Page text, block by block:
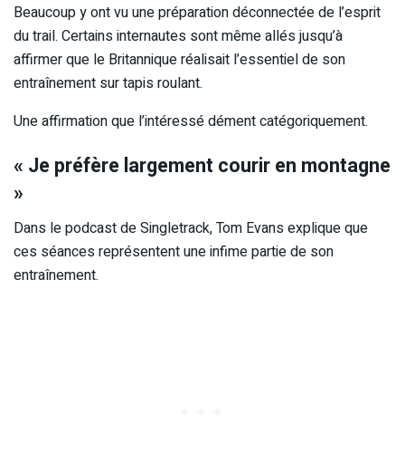
Beaucoup y ont vu une préparation déconnectée de l’esprit
du trail. Certains internautes sont même allés jusqu’à
affirmer que le Britannique réalisait l’essentiel de son
entraînement sur tapis roulant.
Une affirmation que l’intéressé dément catégoriquement.
« Je préfère largement courir en montagne
»
Dans le podcast de Singletrack, Tom Evans explique que
ces séances représentent une infime partie de son
entraînement.